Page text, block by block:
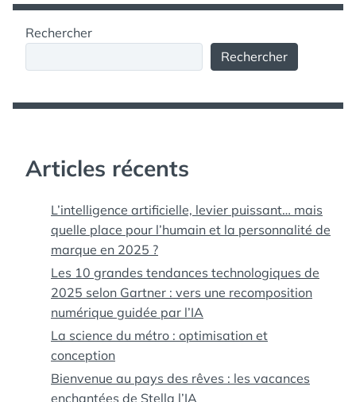
Rechercher
Rechercher
Articles récents
L’intelligence artificielle, levier puissant… mais
quelle place pour l’humain et la personnalité de
marque en 2025 ?
Les 10 grandes tendances technologiques de
2025 selon Gartner : vers une recomposition
numérique guidée par l’IA
La science du métro : optimisation et
conception
Bienvenue au pays des rêves : les vacances
enchantées de Stella l’IA